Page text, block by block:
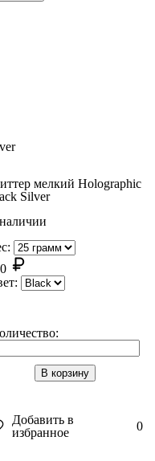
мелкий Holographic
Silver
В корзину
Добавить в
избранное
0